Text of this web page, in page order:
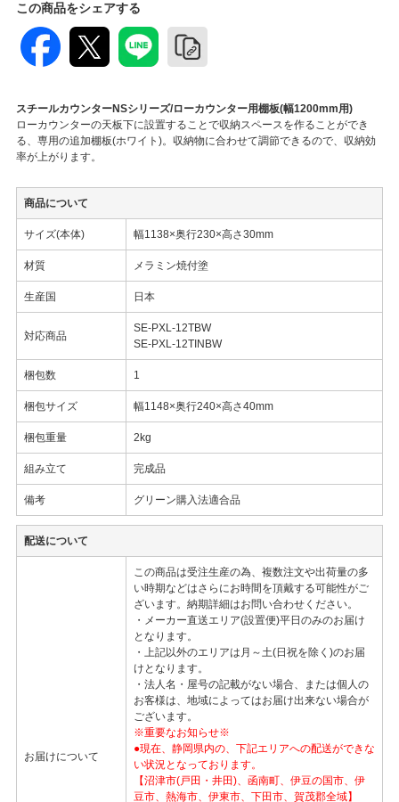
この商品をシェアする
スチールカウンターNSシリーズ/ローカウンター用棚板(幅1200mm用)
ローカウンターの天板下に設置することで収納スペースを作ることができ
る、専用の追加棚板(ホワイト)。収納物に合わせて調節できるので、収納効
率が上がります。
商品について
サイズ(本体) 幅1138×奥行230×高さ30mm
材質 メラミン焼付塗
生産国 日本
対応商品
SE-PXL-12TBW
SE-PXL-12TINBW
梱包数 1
梱包サイズ 幅1148×奥行240×高さ40mm
梱包重量 2kg
組み立て 完成品
備考 グリーン購入法適合品
配送について
お届けについて
この商品は受注生産の為、複数注文や出荷量の多
い時期などはさらにお時間を頂戴する可能性がご
ざいます。納期詳細はお問い合わせください。
・メーカー直送エリア(設置便)平日のみのお届け
となります。
・上記以外のエリアは月～土(日祝を除く)のお届
けとなります。
・法人名・屋号の記載がない場合、または個人の
お客様は、地域によってはお届け出来ない場合が
ございます。
※重要なお知らせ※
●現在、静岡県内の、下記エリアへの配送ができな
い状況となっております。
【沼津市(戸田・井田)、函南町、伊豆の国市、伊
豆市、熱海市、伊東市、下田市、賀茂郡全域】